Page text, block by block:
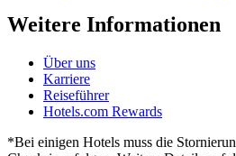
Weitere Informationen
Über uns
Karriere
Reiseführer
Hotels.com Rewards
*Bei einigen Hotels muss die